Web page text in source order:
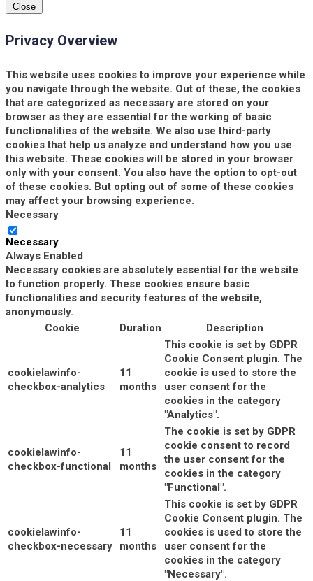
Close
Privacy Overview
This website uses cookies to improve your experience while
you navigate through the website. Out of these, the cookies
that are categorized as necessary are stored on your
browser as they are essential for the working of basic
functionalities of the website. We also use third-party
cookies that help us analyze and understand how you use
this website. These cookies will be stored in your browser
only with your consent. You also have the option to opt-out
of these cookies. But opting out of some of these cookies
may affect your browsing experience.
Necessary
Necessary
Always Enabled
Necessary cookies are absolutely essential for the website
to function properly. These cookies ensure basic
functionalities and security features of the website,
anonymously.
Cookie
Duration Description
cookielawinfo-
checkbox-analytics
11
months
This cookie is set by GDPR
Cookie Consent plugin. The
cookie is used to store the
user consent for the
cookies in the category
"Analytics".
cookielawinfo-
checkbox-functional
11
months
The cookie is set by GDPR
cookie consent to record
the user consent for the
cookies in the category
"Functional".
cookielawinfo-
checkbox-necessary
11
months
This cookie is set by GDPR
Cookie Consent plugin. The
cookies is used to store the
user consent for the
cookies in the category
"Necessary".